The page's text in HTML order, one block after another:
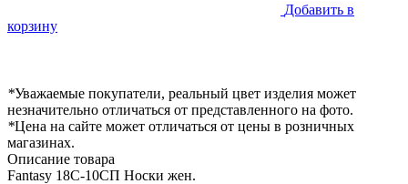
Добавить в
корзину
*Уважаемые покупатели, реальный цвет изделия может
незначительно отличаться от представленного на фото.
*Цена на сайте может отличаться от цены в розничных
магазинах.
Описание товара
Fantasy 18С-10СП Носки жен.